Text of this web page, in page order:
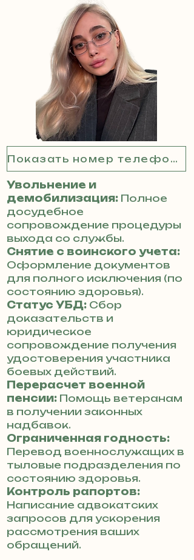
Показать номер телефона
Увольнение и
демобилизация: Полное
досудебное
сопровождение процедуры
выхода со службы.
Снятие с воинского учета:
Оформление документов
для полного исключения (по
состоянию здоровья).
Статус УБД: Сбор
доказательств и
юридическое
сопровождение получения
удостоверения участника
боевых действий.
Перерасчет военной
пенсии: Помощь ветеранам
в получении законных
надбавок.
Ограниченная годность:
Перевод военнослужащих в
тыловые подразделения по
состоянию здоровья.
Контроль рапортов:
Написание адвокатских
запросов для ускорения
рассмотрения ваших
обращений.